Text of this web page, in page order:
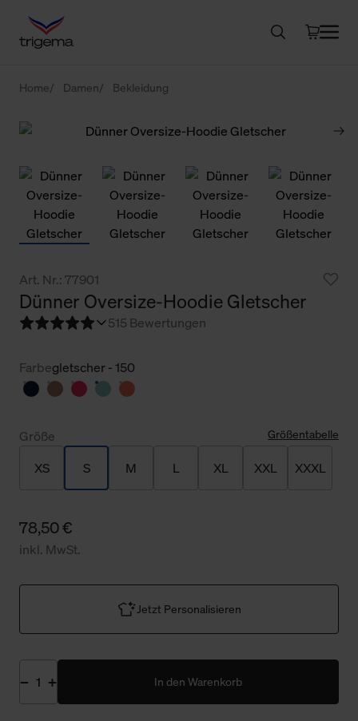
Home Damen Bekleidung
Art. Nr.: 77901
Dünner Oversize-Hoodie Gletscher
515 Bewertungen
Farbegletscher - 150
Größe Größentabelle
XS S M L XL XXL XXXL
78,50 €
inkl. MwSt.
Jetzt Personalisieren
In den Warenkorb